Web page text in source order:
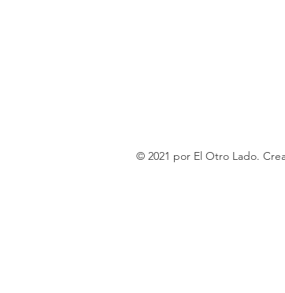
© 2021 por El Otro Lado.